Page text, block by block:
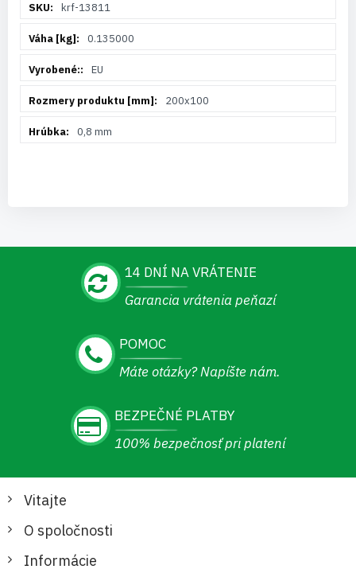
informáciíkrf-13811
0.135000
EU
200x100
0,8 mm
14 DNÍ NA VRÁTENIE
Garancia vrátenia peňazí
POMOC
Máte otázky? Napíšte nám.
BEZPEČNÉ PLATBY
100% bezpečnosť pri platení
Vitajte
O spoločnosti
Informácie